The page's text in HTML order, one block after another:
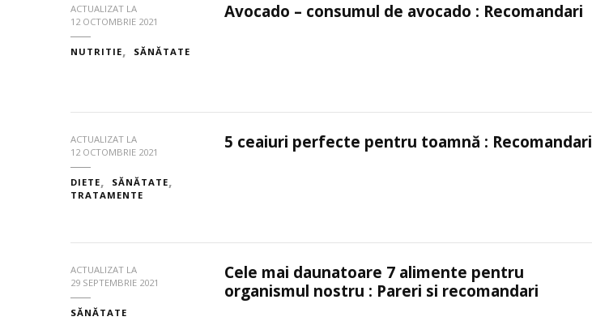
ACTUALIZAT LA
12 OCTOMBRIE 2021
NUTRITIE SĂNĂTATE
Avocado – consumul de avocado : Recomandari
ACTUALIZAT LA
12 OCTOMBRIE 2021
DIETE
SĂNĂTATE
TRATAMENTE
5 ceaiuri perfecte pentru toamnă : Recomandari
ACTUALIZAT LA
29 SEPTEMBRIE 2021
SĂNĂTATE
Cele mai daunatoare 7 alimente pentru
organismul nostru : Pareri si recomandari